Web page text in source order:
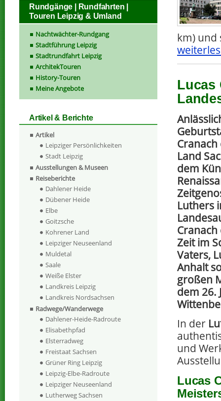
km) und
Lucas
Cranach
Land
dem
Luthers
Cranach
Zeit im
Vaters,
Anhalt
großen
dem 26.
In der
und
Lucas
Rundgänge | Rundfahrten |
Touren Leipzig & Umland
Nachtwächter-Rundgang
Stadtführung Leipzig
Stadtrundfahrt Leipzig
ArchitekTouren
History-Touren
Meine Angebote
Artikel & Berichte
Artikel
Leipziger Persönlichkeiten
Stadt Leipzig
Ausstellungen & Museen
Reiseberichte
Dahlener Heide
Dübener Heide
Elbe
Goitzsche
Kohrener Land
Leipziger Neuseenland
Muldetal
Saale
Weiße Elster
Landkreis Leipzig
Landkreis Nordsachsen
Radwege/Wanderwege
Dahlener-Heide-Radroute
Elisabethpfad
Elsterradweg
Freistaat Sachsen
Grüner Ring Leipzig
Leipzig-Elbe-Radroute
Leipziger Neuseenland
Lutherweg Sachsen